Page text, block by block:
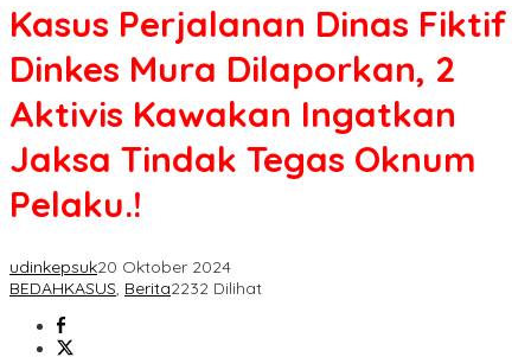
Kasus Perjalanan Dinas Fiktif
Dinkes Mura Dilaporkan, 2
Aktivis Kawakan Ingatkan
Jaksa Tindak Tegas Oknum
Pelaku.!
udinkepsuk20 Oktober 2024
BEDAHKASUS, Berita2232 Dilihat